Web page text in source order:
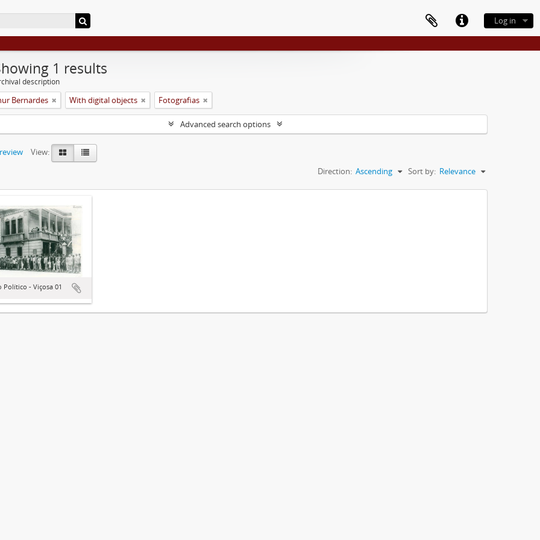
Log in
1 results
description
Bernardes With digital objects Fotografias
Advanced search options
View:
Sort by: Relevance
Direction: Ascending
Político - Viçosa 01